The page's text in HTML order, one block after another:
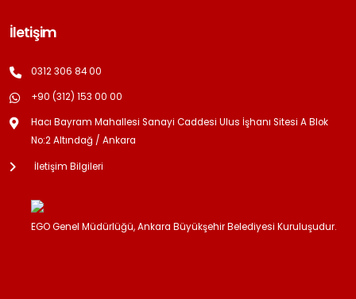
İletişim
0312 306 84 00
+90 (312) 153 00 00
Hacı Bayram Mahallesi Sanayi Caddesi Ulus İşhanı Sitesi A Blok
No:2 Altındağ / Ankara
İletişim Bilgileri
EGO Genel Müdürlüğü, Ankara Büyükşehir Belediyesi Kuruluşudur.